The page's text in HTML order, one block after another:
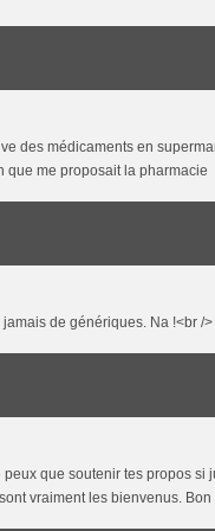
des médicaments en
que me proposait la pharmacie
de génériques. Na !<br /
que soutenir tes propos si
vraiment les bienvenus.